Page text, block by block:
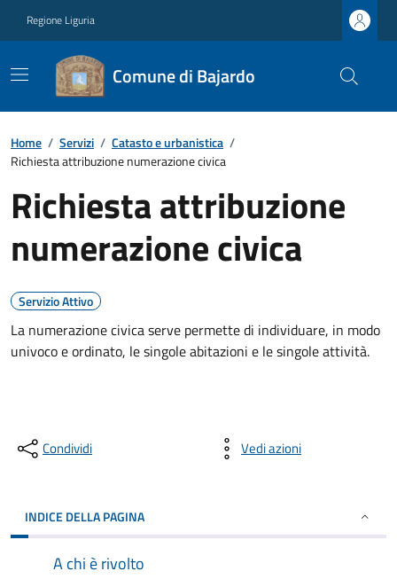
Regione Liguria
Comune di Bajardo
Home / Servizi / Catasto e urbanistica /
Richiesta attribuzione numerazione civica
Richiesta attribuzione
numerazione civica
Servizio Attivo
La numerazione civica serve permette di individuare, in modo
univoco e ordinato, le singole abitazioni e le singole attività.
Condividi Vedi azioni
INDICE DELLA PAGINA
A chi è rivolto